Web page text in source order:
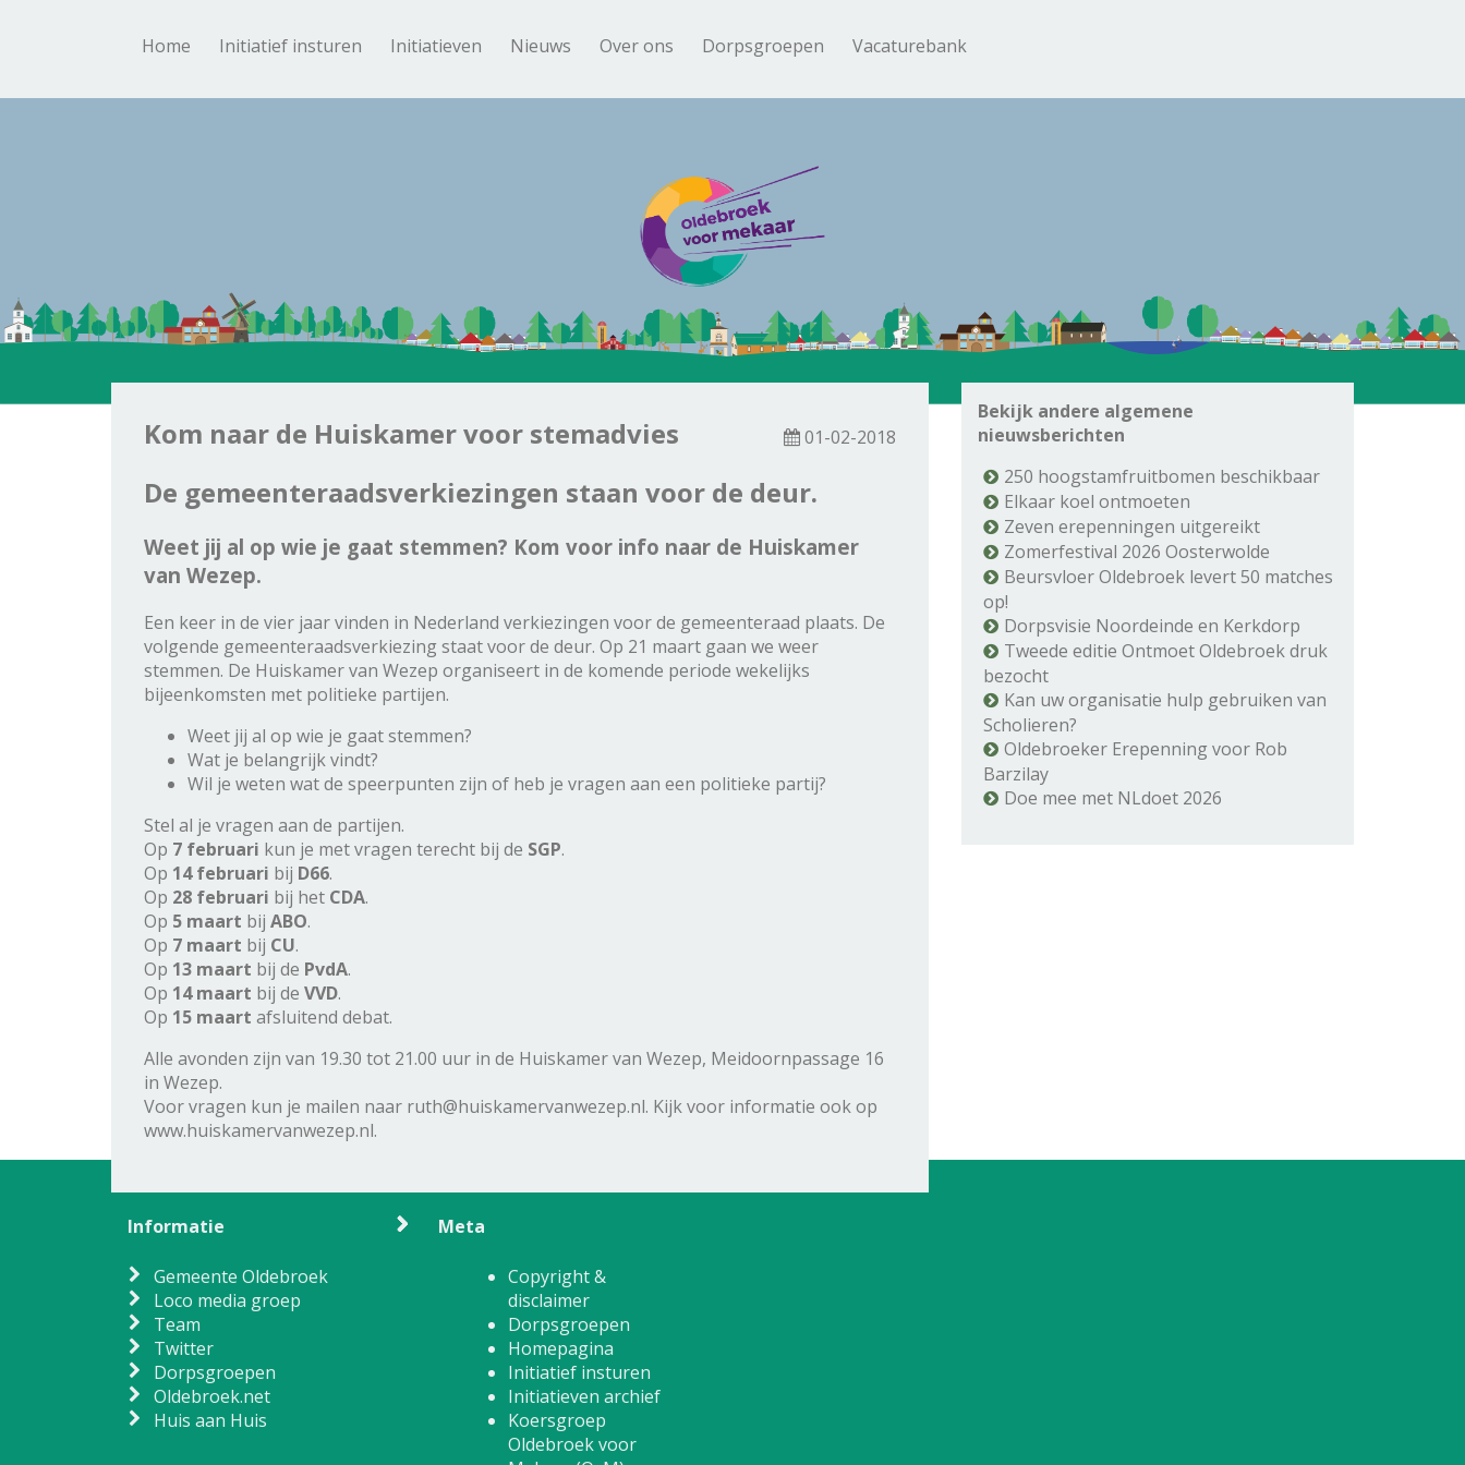
Home Initiatief insturen Initiatieven Nieuws Over ons Dorpsgroepen Vacaturebank
Kom naar de Huiskamer voor stemadvies 01-02-2018
De gemeenteraadsverkiezingen staan voor de deur.
Weet jij al op wie je gaat stemmen? Kom voor info naar de Huiskamer
van Wezep.
Een keer in de vier jaar vinden in Nederland verkiezingen voor de gemeenteraad plaats. De
volgende gemeenteraadsverkiezing staat voor de deur. Op 21 maart gaan we weer
stemmen. De Huiskamer van Wezep organiseert in de komende periode wekelijks
bijeenkomsten met politieke partijen.
Weet jij al op wie je gaat stemmen?
Wat je belangrijk vindt?
Wil je weten wat de speerpunten zijn of heb je vragen aan een politieke partij?
Stel al je vragen aan de partijen.
Op 7 februari kun je met vragen terecht bij de SGP.
Op 14 februari bij D66.
Op 28 februari bij het CDA.
Op 5 maart bij ABO.
Op 7 maart bij CU.
Op 13 maart bij de PvdA.
Op 14 maart bij de VVD.
Op 15 maart afsluitend debat.
Alle avonden zijn van 19.30 tot 21.00 uur in de Huiskamer van Wezep, Meidoornpassage 16
in Wezep.
Voor vragen kun je mailen naar ruth@huiskamervanwezep.nl. Kijk voor informatie ook op
www.huiskamervanwezep.nl.
Bekijk andere algemene
nieuwsberichten
250 hoogstamfruitbomen beschikbaar
Elkaar koel ontmoeten
Zeven erepenningen uitgereikt
Zomerfestival 2026 Oosterwolde
Beursvloer Oldebroek levert 50 matches
op!
Dorpsvisie Noordeinde en Kerkdorp
Tweede editie Ontmoet Oldebroek druk
bezocht
Kan uw organisatie hulp gebruiken van
Scholieren?
Oldebroeker Erepenning voor Rob
Barzilay
Doe mee met NLdoet 2026
Informatie
Gemeente Oldebroek
Loco media groep
Team
Twitter
Dorpsgroepen
Oldebroek.net
Huis aan Huis
Meta
Copyright &
disclaimer
Dorpsgroepen
Homepagina
Initiatief insturen
Initiatieven archief
Koersgroep
Oldebroek voor